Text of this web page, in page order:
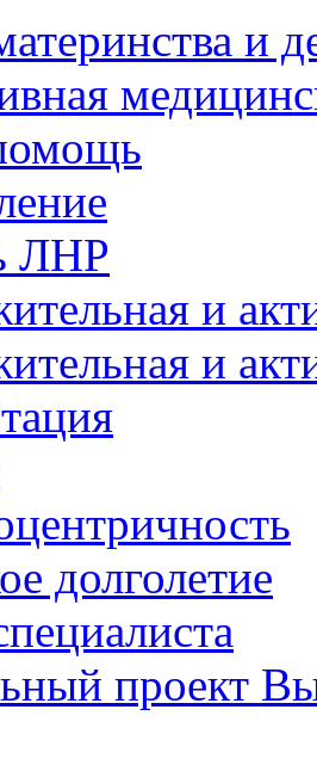
и
ЛНР
и
и
долголетие
проект